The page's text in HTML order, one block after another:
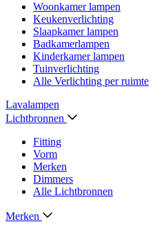
Woonkamer lampen
Keukenverlichting
Slaapkamer lampen
Badkamerlampen
Kinderkamer lampen
Tuinverlichting
Alle Verlichting per ruimte
Lavalampen
Lichtbronnen
Fitting
Vorm
Merken
Dimmers
Alle Lichtbronnen
Merken